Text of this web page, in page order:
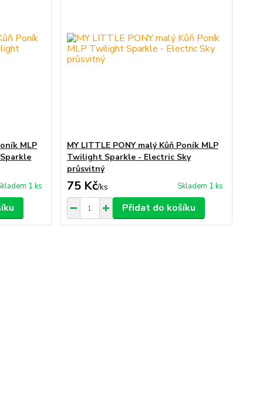
MLP
1 ks
MY LITTLE PONY malý Kůň Poník MLP
Twilight Sparkle - Electric Sky
průsvitný
75 Kč/ks Skladem 1 ks
Přidat do košíku